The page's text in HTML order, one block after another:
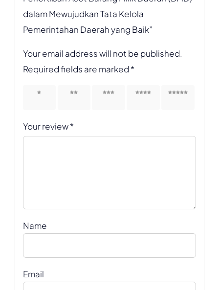
dalam Mewujudkan Tata Kelola
Pemerintahan Daerah yang Baik”
Your email address will not be published.
Required fields are marked *
1 of 5 2 of 5 3 of 5 4 of 5 5 of 5
Your review*
Name
Email